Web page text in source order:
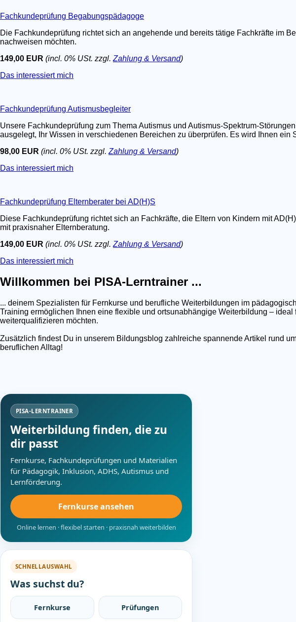
Fachkundeprüfung Begabungspädagoge
Die Fachkundeprüfung richtet sich an angehende und bereits tätige Fachkräfte im
nachweisen möchten.
149,00 EUR (incl. 0% USt. zzgl. Zahlung & Versand)
Das interessiert mich
Fachkundeprüfung Autismusbegleiter
Unsere Fachkundeprüfung zum Thema Autismus und Autismus-Spektrum-
ausgelegt, Ihr Wissen in verschiedenen Bereichen zu überprüfen. Es wird Ihnen
98,00 EUR (incl. 0% USt. zzgl. Zahlung & Versand)
Das interessiert mich
Fachkundeprüfung Elternberater bei AD(H)S
Diese Fachkundeprüfung richtet sich an Fachkräfte, die Eltern von Kindern mit
mit praxisnaher Elternberatung.
149,00 EUR (incl. 0% USt. zzgl. Zahlung & Versand)
Das interessiert mich
Willkommen bei PISA-Lerntrainer ...
... deinem Spezialisten für Fernkurse und berufliche Weiterbildungen im
Training ermöglichen Ihnen eine flexible und ortsunabhängige Weiterbildung –
weiterqualifizieren möchten.
Zusätzlich findest Du in unserem Bildungsblog zahlreiche spannende Artikel rund
beruflichen Alltag!
PISA-LERNTRAINER
Weiterbildung finden, die zu
dir passt
Fernkurse, Fachkundeprüfungen und Materialien
für Pädagogik, Inklusion, ADHS, Autismus und
Lernförderung.
Fernkurse ansehen
Online lernen · flexibel starten · praxisnah weiterbilden
SCHNELLAUSWAHL
Was suchst du?
Fernkurse Prüfungen